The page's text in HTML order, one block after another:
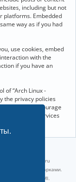
including but not
platforms. Embedded
way as if you had
use cookies, embed
with the
if you have an
of “Arch Linux -
the privacy policies
We encourage
third-party services
08:48:12 |
vps reg.ru
торговыми марками.
Torvalds и LMI.